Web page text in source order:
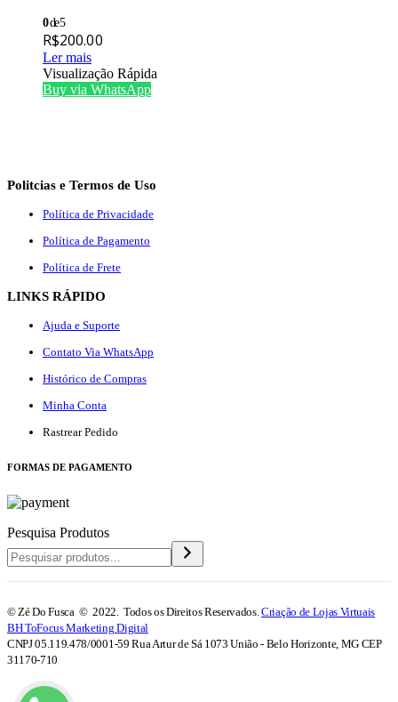
0de 5
R$200.00
Ler mais
Visualização Rápida
Buy via WhatsApp
Politcias e Termos de Uso
Política de Privacidade
Política de Pagamento
Política de Frete
LINKS RÁPIDO
Ajuda e Suporte
Contato Via WhatsApp
Histórico de Compras
Minha Conta
Rastrear Pedido
FORMAS DE PAGAMENTO
Pesquisa Produtos
© Zé Do Fusca © 2022. Todos os Direitos Reservados.Criação de Lojas Virtuais
BH ToFocus Marketing Digital
CNPJ 05.119.478/0001-59 Rua Artur de Sá 1073 União - Belo Horizonte, MG CEP
31170-710